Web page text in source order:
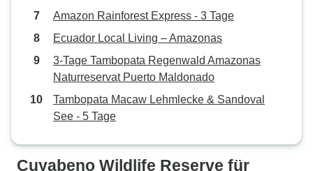
Amazon Rainforest Express - 3 Tage
Ecuador Local Living – Amazonas
3-Tage Tambopata Regenwald Amazonas
Naturreservat Puerto Maldonado
Tambopata Macaw Lehmlecke & Sandoval
See - 5 Tage
Cuyabeno Wildlife Reserve für